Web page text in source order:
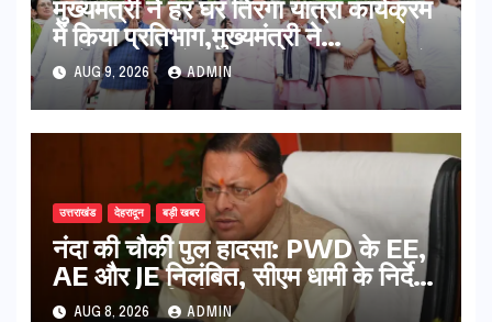
मुख्यमंत्री ने हर घर तिरंगा यात्रा कार्यक्रम
में किया प्रतिभाग,मुख्यमंत्री ने
प्रदेशवासियों से स्वतंत्रता दिवस पर अपने
घरों में तिरंगा फहराने का किया आवाह्न
AUG 9, 2026 ADMIN
उत्तराखंड देहरादून बड़ी खबर
नंदा की चौकी पुल हादसा: PWD के EE,
AE और JE निलंबित, सीएम धामी के निर्देश
पर सख्त कार्रवाई
AUG 8, 2026 ADMIN